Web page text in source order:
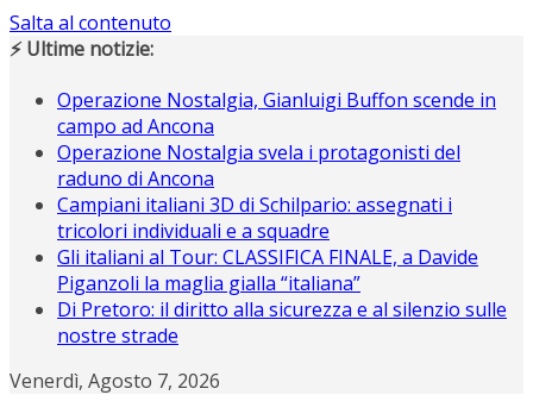
Salta al contenuto
⚡ Ultime notizie:
Operazione Nostalgia, Gianluigi Buffon scende in
campo ad Ancona
Operazione Nostalgia svela i protagonisti del
raduno di Ancona
Campiani italiani 3D di Schilpario: assegnati i
tricolori individuali e a squadre
Gli italiani al Tour: CLASSIFICA FINALE, a Davide
Piganzoli la maglia gialla “italiana”
Di Pretoro: il diritto alla sicurezza e al silenzio sulle
nostre strade
Venerdì, Agosto 7, 2026